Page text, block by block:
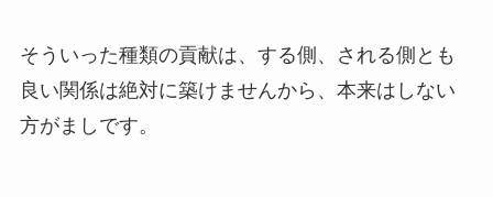
そういった種類の貢献は、する側、される側とも
良い関係は絶対に築けませんから、本来はしない
方がましです。